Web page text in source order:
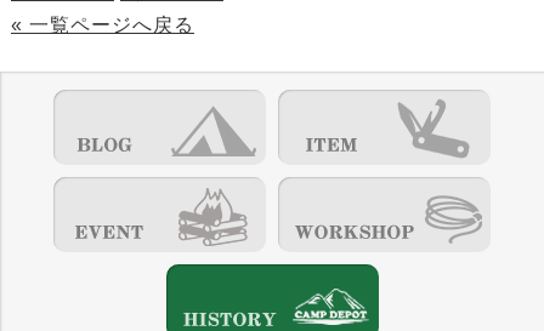
« 一覧ページへ戻る